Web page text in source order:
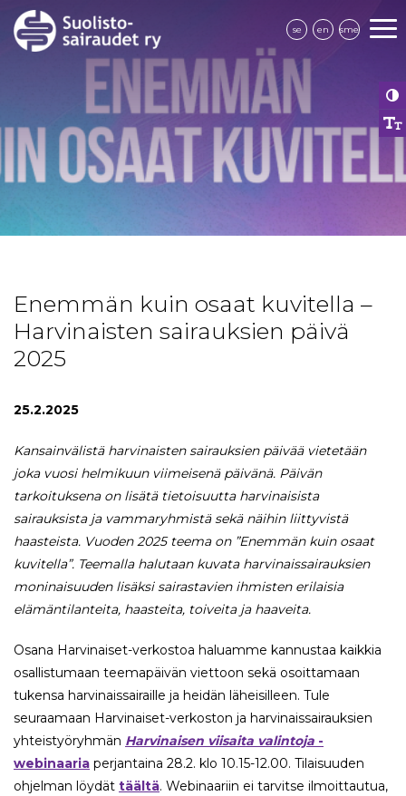
se en sme
Enemmän kuin osaat kuvitella –
Harvinaisten sairauksien päivä
2025
25.2.2025
Kansainvälistä harvinaisten sairauksien päivää vietetään
joka vuosi helmikuun viimeisenä päivänä. Päivän
tarkoituksena on lisätä tietoisuutta harvinaisista
sairauksista ja vammaryhmistä sekä näihin liittyvistä
haasteista. Vuoden 2025 teema on ”Enemmän kuin osaat
kuvitella”. Teemalla halutaan kuvata harvinaissairauksien
moninaisuuden lisäksi sairastavien ihmisten erilaisia
elämäntilanteita, haasteita, toiveita ja haaveita.
Osana Harvinaiset-verkostoa haluamme kannustaa kaikkia
osallistumaan teemapäivän viettoon sekä osoittamaan
tukensa harvinaissairaille ja heidän läheisilleen. Tule
seuraamaan Harvinaiset-verkoston ja harvinaissairauksien
yhteistyöryhmän Harvinaisen viisaita valintoja -
webinaaria perjantaina 28.2. klo 10.15-12.00. Tilaisuuden
ohjelman löydät täältä. Webinaariin ei tarvitse ilmoittautua,